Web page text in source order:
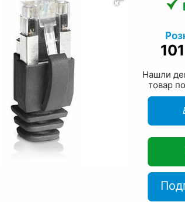
Нашли
товар